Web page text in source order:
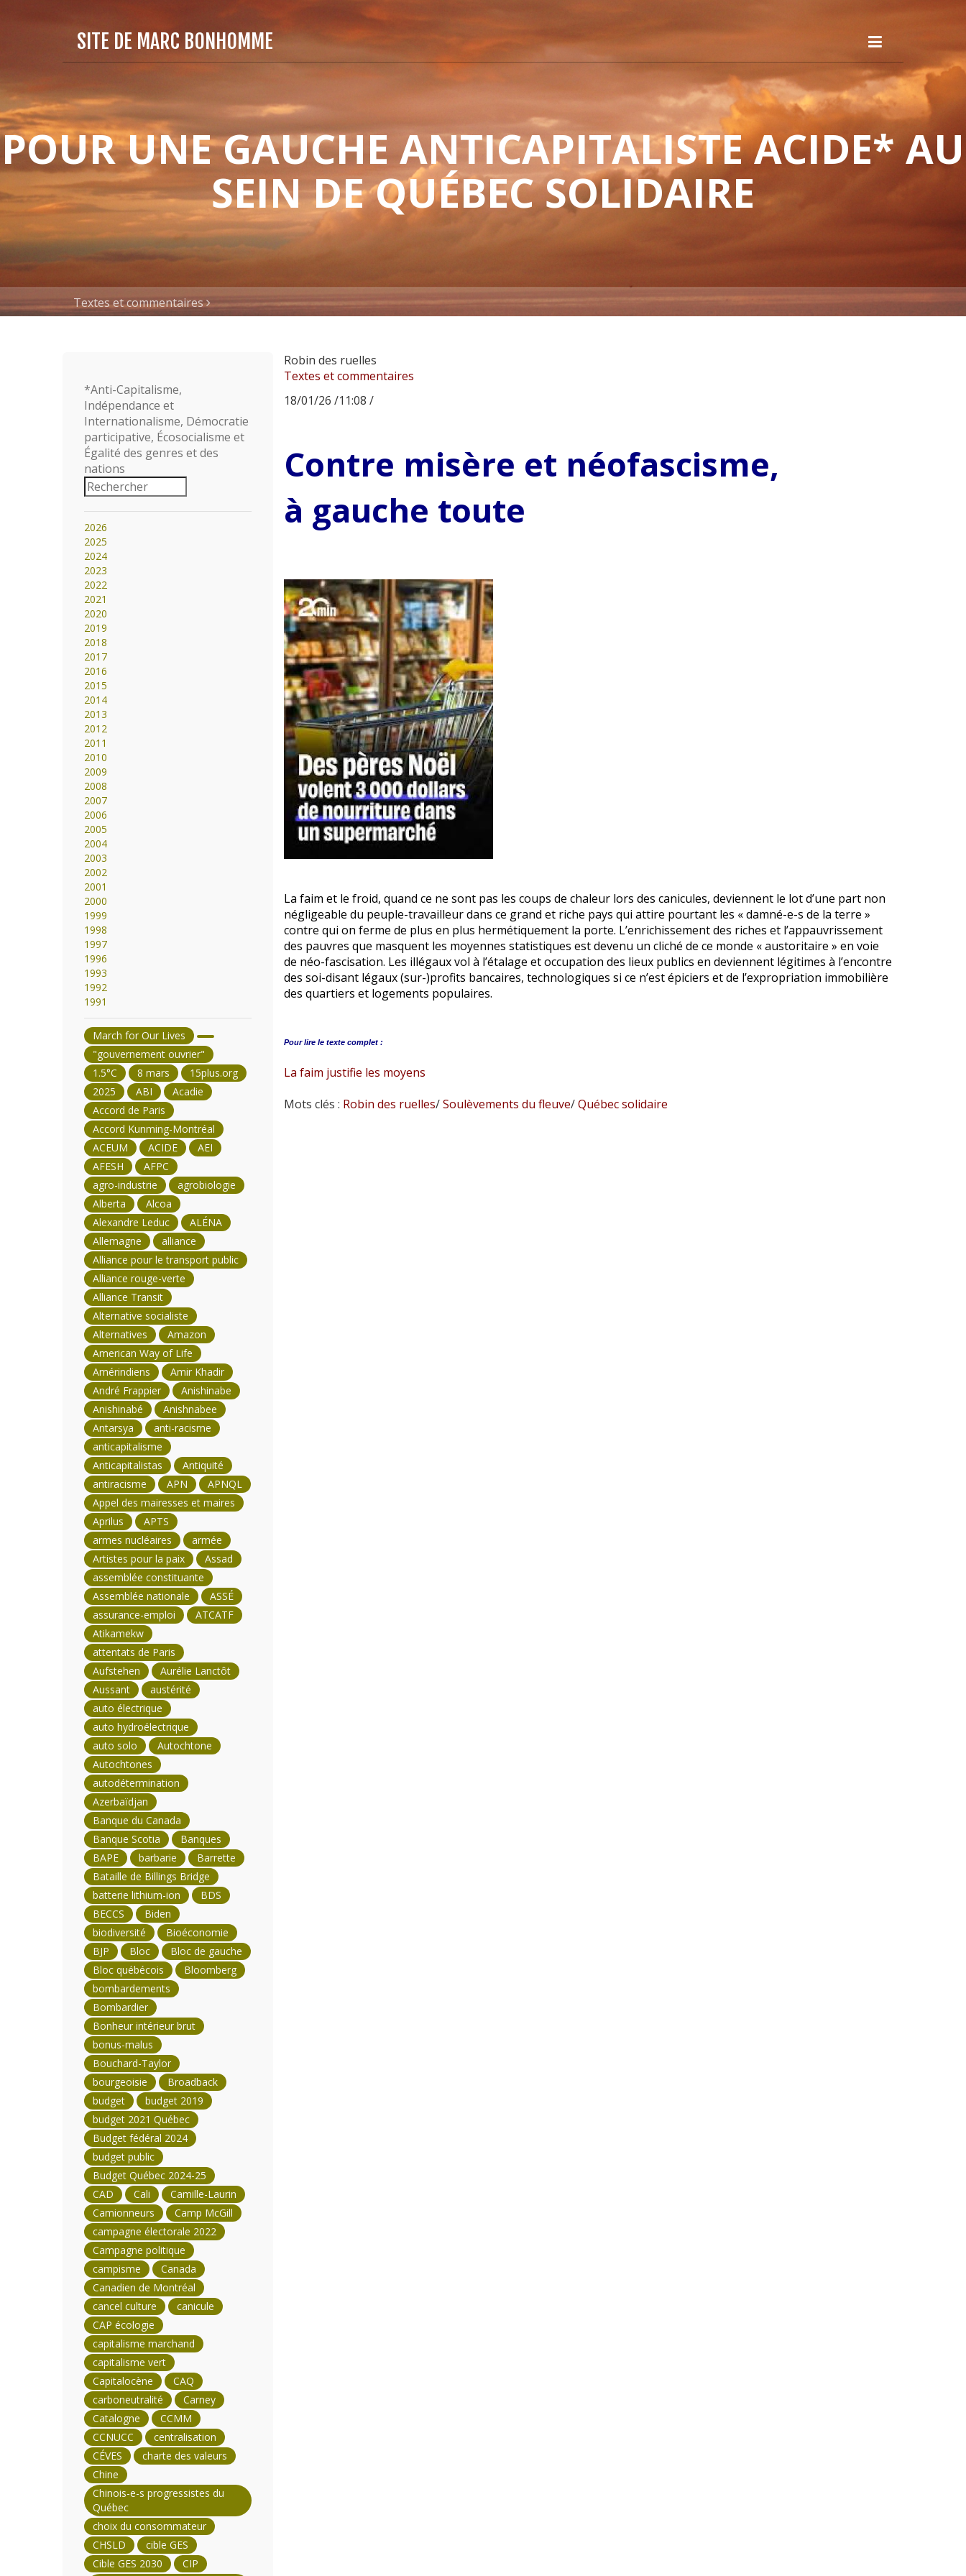
SITE DE MARC BONHOMME
POUR UNE GAUCHE ANTICAPITALISTE ACIDE* AU
SEIN DE QUÉBEC SOLIDAIRE
Textes et commentaires
Robin des ruelles
Textes et commentaires
18/01/26 /11:08 /
Contre misère et néofascisme,
à gauche toute
La faim et le froid, quand ce ne sont pas les coups de chaleur lors des canicules, deviennent le lot d’une part non
négligeable du peuple-travailleur dans ce grand et riche pays qui attire pourtant les « damné-e-s de la terre »
contre qui on ferme de plus en plus hermétiquement la porte. L’enrichissement des riches et l’appauvrissement
des pauvres que masquent les moyennes statistiques est devenu un cliché de ce monde « austoritaire » en voie
de néo-fascisation. Les illégaux vol à l’étalage et occupation des lieux publics en deviennent légitimes à l’encontre
des soi-disant légaux (sur-)profits bancaires, technologiques si ce n’est épiciers et de l’expropriation immobilière
des quartiers et logements populaires.
Pour lire le texte complet :
La faim justifie les moyens
Mots clés : Robin des ruelles/Soulèvements du fleuve/Québec solidaire
*Anti-Capitalisme,
Indépendance et
Internationalisme, Démocratie
participative, Écosocialisme et
Égalité des genres et des
nations
2026
2025
2024
2023
2022
2021
2020
2019
2018
2017
2016
2015
2014
2013
2012
2011
2010
2009
2008
2007
2006
2005
2004
2003
2002
2001
2000
1999
1998
1997
1996
1993
1992
1991
March for Our Lives
"gouvernement ouvrier"
1.5°C
8 mars
15plus.org
2025
ABI
Acadie
Accord de Paris
Accord Kunming-Montréal
ACEUM
ACIDE
AEI
AFESH
AFPC
agro-industrie
agrobiologie
Alberta
Alcoa
Alexandre Leduc
ALÉNA
Allemagne
alliance
Alliance pour le transport public
Alliance rouge-verte
Alliance Transit
Alternative socialiste
Alternatives
Amazon
American Way of Life
Amérindiens
Amir Khadir
André Frappier
Anishinabe
Anishinabé
Anishnabee
Antarsya
anti-racisme
anticapitalisme
Anticapitalistas
Antiquité
antiracisme
APN
APNQL
Appel des mairesses et maires
Aprilus
APTS
armes nucléaires
armée
Artistes pour la paix
Assad
assemblée constituante
Assemblée nationale
ASSÉ
assurance-emploi
ATCATF
Atikamekw
attentats de Paris
Aufstehen
Aurélie Lanctôt
Aussant
austérité
auto électrique
auto hydroélectrique
auto solo
Autochtone
Autochtones
autodétermination
Azerbaïdjan
Banque du Canada
Banque Scotia
Banques
BAPE
barbarie
Barrette
Bataille de Billings Bridge
batterie lithium-ion
BDS
BECCS
Biden
biodiversité
Bioéconomie
BJP
Bloc
Bloc de gauche
Bloc québécois
Bloomberg
bombardements
Bombardier
Bonheur intérieur brut
bonus-malus
Bouchard-Taylor
bourgeoisie
Broadback
budget
budget 2019
budget 2021 Québec
Budget fédéral 2024
budget public
Budget Québec 2024-25
CAD
Cali
Camille-Laurin
Camionneurs
Camp McGill
campagne électorale 2022
Campagne politique
campisme
Canada
Canadien de Montréal
cancel culture
canicule
CAP écologie
capitalisme marchand
capitalisme vert
Capitalocène
CAQ
carboneutralité
Carney
Catalogne
CCMM
CCNUCC
centralisation
CÉVES
charte des valeurs
Chine
Chinois-e-s progressistes du
Québec
choix du consommateur
CHSLD
cible GES
Cible GES 2030
CIP